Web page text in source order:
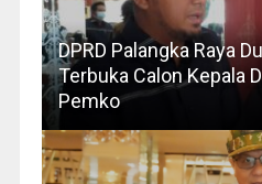
DPRD Palangka Raya
Terbuka Calon Kepala
Pemko